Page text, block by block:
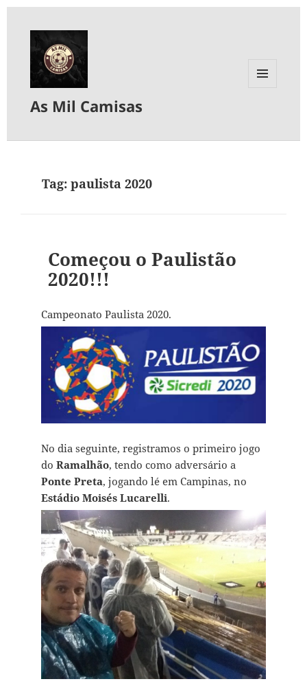
As Mil Camisas
Tag:paulista 2020
Começou o Paulistão
2020!!!
Campeonato Paulista 2020.
No dia seguinte, registramos o primeiro jogo
do Ramalhão, tendo como adversário a
Ponte Preta, jogando lé em Campinas, no
Estádio Moisés Lucarelli.